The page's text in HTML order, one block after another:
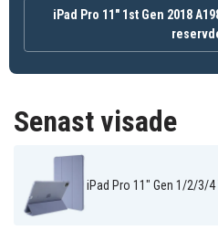
iPad Pro 11" 1st Gen 2018
Senast visade
iPad Pro 11" Gen 1/2/3/